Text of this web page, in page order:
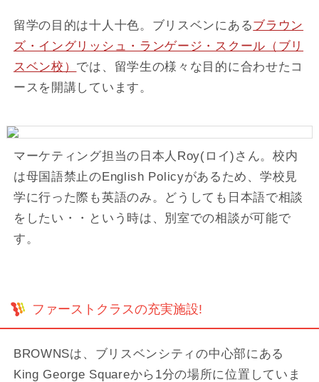
留学の目的は十人十色。ブリスベンにあるブラウン
ズ・イングリッシュ・ランゲージ・スクール（ブリ
スベン校） では、留学生の様々な目的に合わせたコ
ースを開講しています。
マーケティング担当の日本人Roy(ロイ)さん。校内
は母国語禁止のEnglish Policyがあるため、学校見
学に行った際も英語のみ。どうしても日本語で相談
をしたい・・という時は、別室での相談が可能で
す。
ファーストクラスの充実施設!
BROWNSは、ブリスベンシティの中心部にある
King George Squareから1分の場所に位置していま